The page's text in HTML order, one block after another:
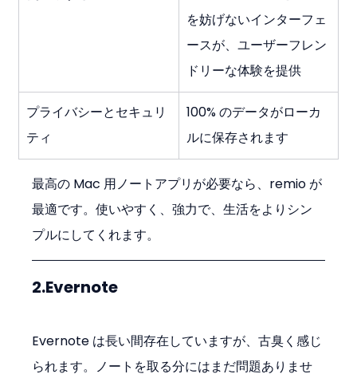
を妨げないインターフェ
ースが、ユーザーフレン
ドリーな体験を提供
プライバシーとセキュリ
ティ
100% のデータがローカ
ルに保存されます
最高の Mac 用ノートアプリが必要なら、remio が
最適です。使いやすく、強力で、生活をよりシン
プルにしてくれます。
2.Evernote
Evernote は長い間存在していますが、古臭く感じ
られます。ノートを取る分にはまだ問題ありませ